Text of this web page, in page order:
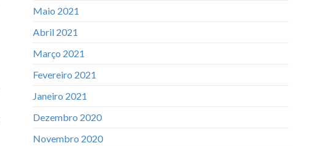
Maio 2021
Abril 2021
Março 2021
Fevereiro 2021
Janeiro 2021
Dezembro 2020
Novembro 2020